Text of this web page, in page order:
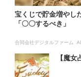
宝くじで貯金増やし
「〇〇するべき」
合同会社デジタルファーム
【魔